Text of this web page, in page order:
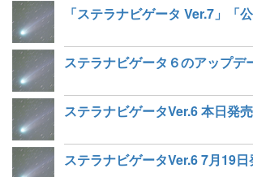
ステラナビゲータVer.6 本日発売